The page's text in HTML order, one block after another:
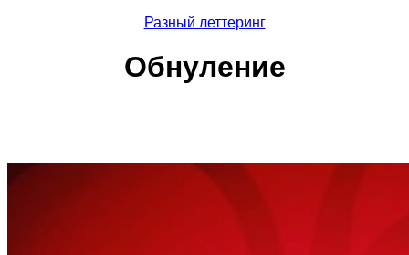
Разный леттеринг
Обнуление